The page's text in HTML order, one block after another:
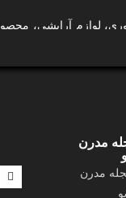
لوازم آرایشی،
ایرانی گردآوری
متعهد هستیم.
و الهام‌بخش و نگاهی
مدرن
مدرن